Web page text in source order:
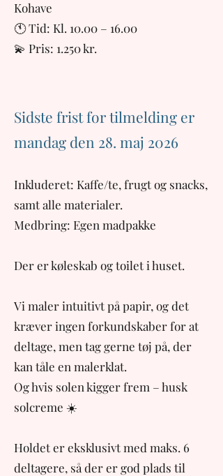
Kohave
🕚 Tid: Kl. 10.00 – 16.00
💫 Pris: 1.250 kr.
Sidste frist for tilmelding er
mandag den 28. maj 2026
Inkluderet: Kaffe/te, frugt og snacks,
samt alle materialer.
Medbring: Egen madpakke
Der er køleskab og toilet i huset.
Vi maler intuitivt på papir, og det
kræver ingen forkundskaber for at
deltage, men tag gerne tøj på, der
kan tåle en malerklat.
Og hvis solen kigger frem – husk
solcreme ☀️
Holdet er eksklusivt med maks. 6
deltagere, så der er god plads til